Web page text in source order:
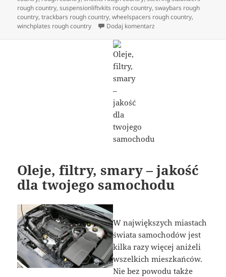
rough country,suspensionliftvkits rough country,swaybars rough
country,trackbars rough country,wheelspacers rough country,
winchplates rough country
Dodaj komentarz
Oleje, filtry, smary – jakość
dla twojego samochodu
W największych miastach
świata samochodów jest
kilka razy więcej aniżeli
wszelkich mieszkańców.
Nie bez powodu także